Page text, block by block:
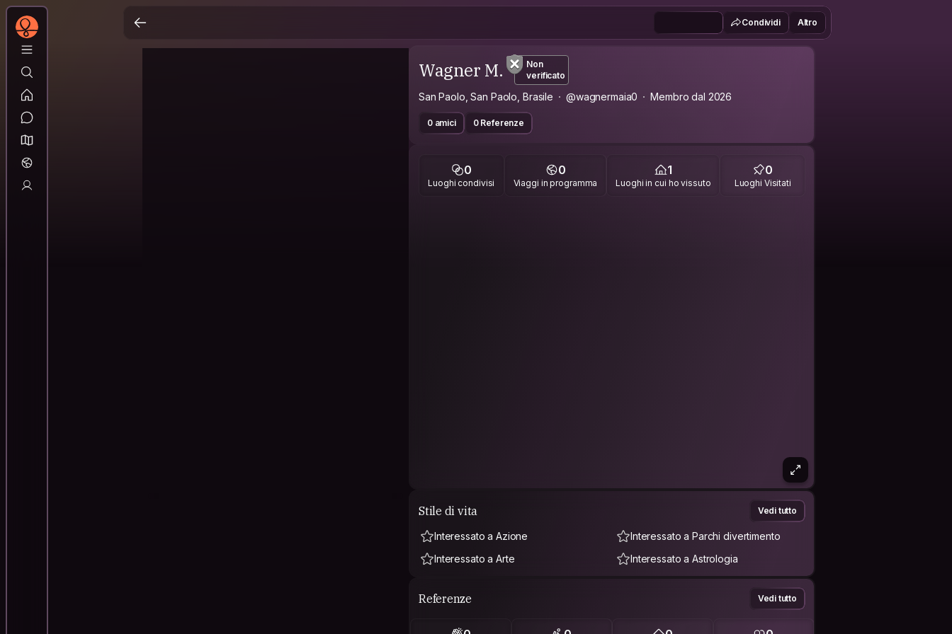
Condividi Altro
Wagner M.
Non
verificato
San Paolo, San Paolo, Brasile @wagnermaia0 Membro dal 2026
0 amici 0 Referenze
0
Luoghi condivisi
0
Viaggi in programma
1
Luoghi in cui ho vissuto
0
Luoghi Visitati
Stile di vita Vedi tutto
Interessato a Azione
Interessato a Parchi divertimento
Interessato a Arte
Interessato a Astrologia
Referenze Vedi tutto